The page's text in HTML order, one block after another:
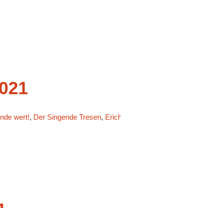
wert!, Der Singende Tresen, Erich Mühsam